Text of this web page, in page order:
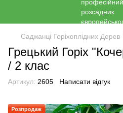
Саджанці Горіхоплідних Дерев
Грецький Горіх
/ 2 клас
Артикул: 2605 Написати відгук
Розпродаж